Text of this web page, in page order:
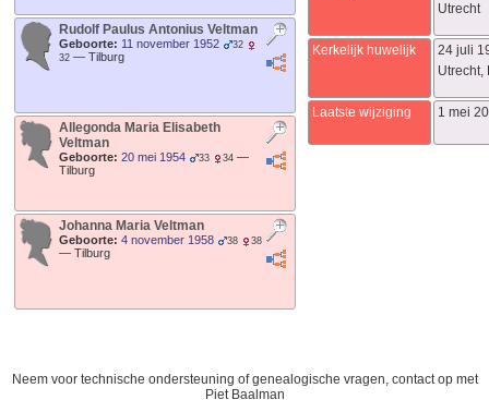
Rudolf Paulus Antonius Veltman
Geboorte: 11 november 1952
32
32 — Tilburg
Allegonda Maria Elisabeth
Veltman
Geboorte: 20 mei 1954 33 34 —
Tilburg
Johanna Maria Veltman
Geboorte: 4 november 1958 38 38
— Tilburg
Utrecht
Kerkelijk huwelijk
24 juli
Utrecht,
Laatste wijziging 1 mei
Neem voor technische ondersteuning of genealogische vragen, contact op met
Piet Baalman